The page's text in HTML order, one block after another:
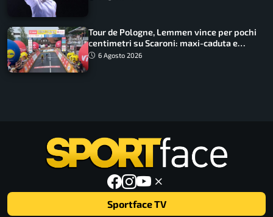
Tour de Pologne, Lemmen vince per pochi
centimetri su Scaroni: maxi-caduta e
tappa accorciata
6 Agosto 2026
Sportface TV